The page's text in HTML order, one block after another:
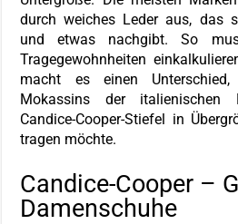
durch weiches Leder aus, das
und etwas nachgibt. So
Tragegewohnheiten
macht es einen
Mokassins der italienischen
Candice-Cooper-Stiefel in
tragen möchte.
Candice-Cooper –
Damenschuhe